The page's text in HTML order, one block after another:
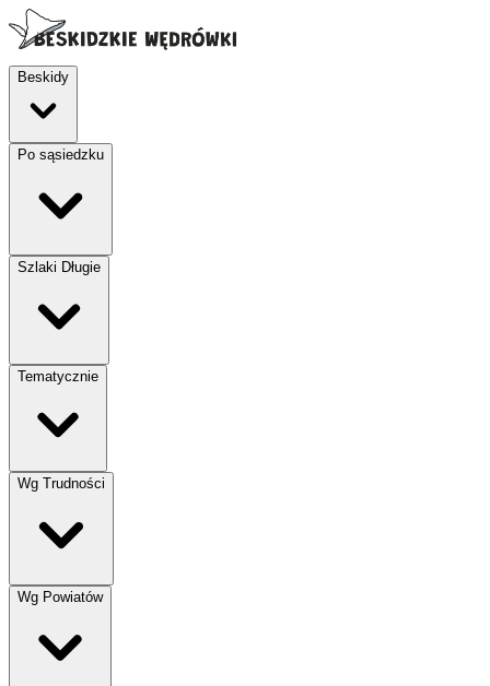
Beskidy
Po sąsiedzku
Szlaki Długie
Tematycznie
Wg Trudności
Wg Powiatów